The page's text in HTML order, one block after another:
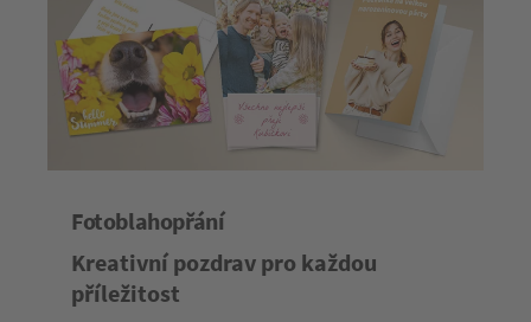
Fotoblahopřání
Kreativní pozdrav pro každou
příležitost